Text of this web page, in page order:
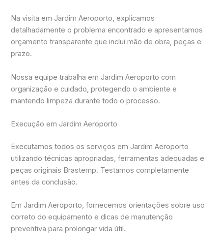
Na visita em Jardim Aeroporto, explicamos
detalhadamente o problema encontrado e apresentamos
orçamento transparente que inclui mão de obra, peças e
prazo.
Nossa equipe trabalha em Jardim Aeroporto com
organização e cuidado, protegendo o ambiente e
mantendo limpeza durante todo o processo.
Execução em Jardim Aeroporto
Executamos todos os serviços em Jardim Aeroporto
utilizando técnicas apropriadas, ferramentas adequadas e
peças originais Brastemp. Testamos completamente
antes da conclusão.
Em Jardim Aeroporto, fornecemos orientações sobre uso
correto do equipamento e dicas de manutenção
preventiva para prolongar vida útil.